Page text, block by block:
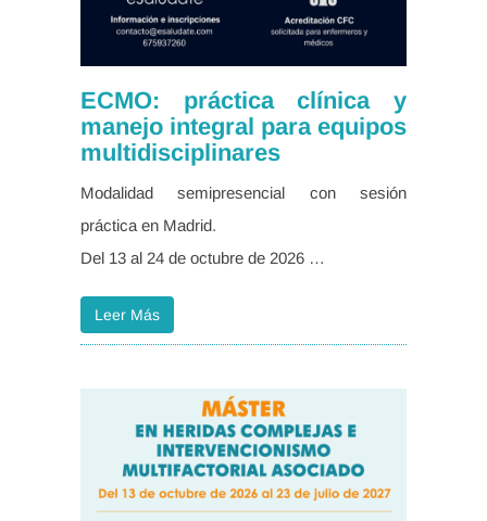
ECMO: práctica clínica y
manejo integral para equipos
multidisciplinares
Modalidad semipresencial con sesión
práctica en Madrid.
Del 13 al 24 de octubre de 2026 …
Leer Más